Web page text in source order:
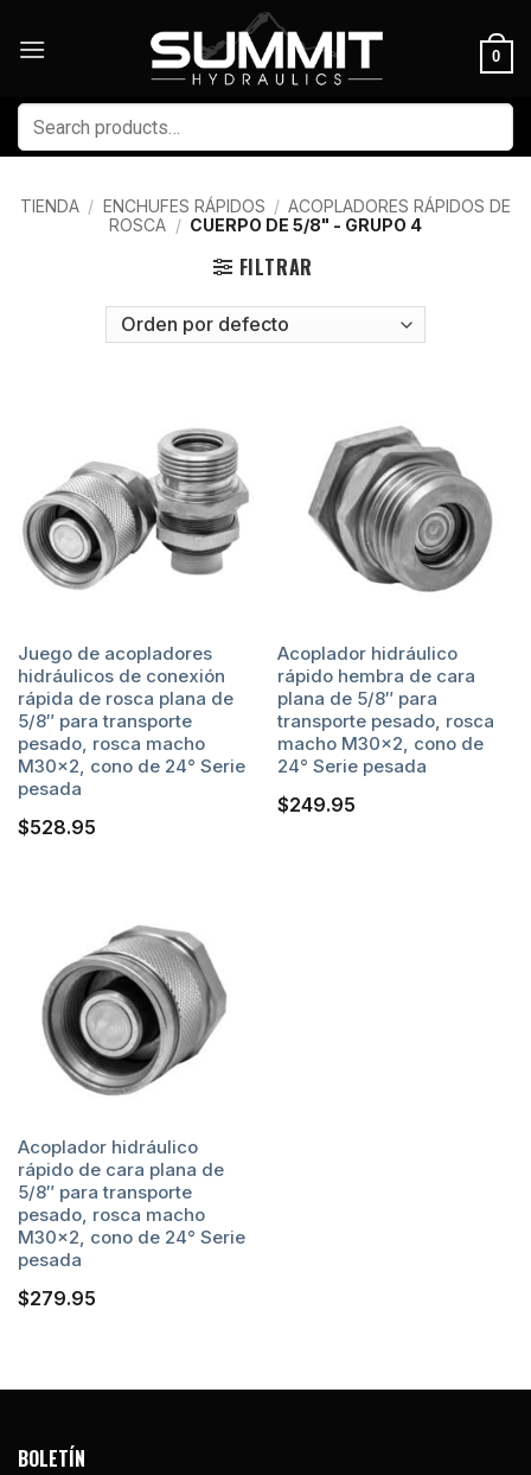
0
Buscar
por:
TIENDA / ENCHUFES RÁPIDOS / ACOPLADORES RÁPIDOS DE
ROSCA / CUERPO DE 5/8" - GRUPO 4
FILTRAR
Juego de acopladores
hidráulicos de conexión
rápida de rosca plana de
5/8″ para transporte
pesado, rosca macho
M30x2, cono de 24° Serie
pesada
$528.95
Acoplador hidráulico
rápido hembra de cara
plana de 5/8″ para
transporte pesado, rosca
macho M30x2, cono de
24° Serie pesada
$249.95
Acoplador hidráulico
rápido de cara plana de
5/8″ para transporte
pesado, rosca macho
M30x2, cono de 24° Serie
pesada
$279.95
BOLETÍN